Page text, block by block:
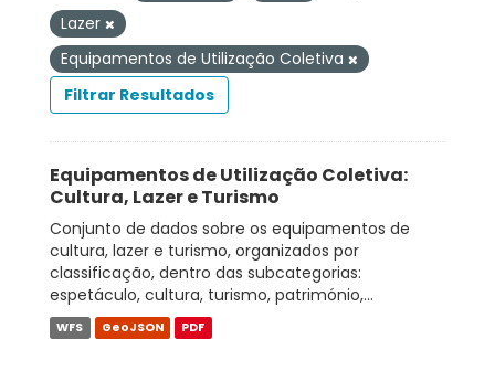
Lazer
Equipamentos de Utilização Coletiva
Filtrar Resultados
Equipamentos de Utilização Coletiva:
Cultura, Lazer e Turismo
Conjunto de dados sobre os equipamentos de
cultura, lazer e turismo, organizados por
classificação, dentro das subcategorias:
espetáculo, cultura, turismo, património,...
WFS GeoJSON PDF